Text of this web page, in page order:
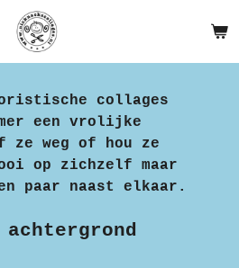
collages
een vrolijke
ze weg of hou ze
op zichzelf maar
paar naast elkaar.
achtergrond